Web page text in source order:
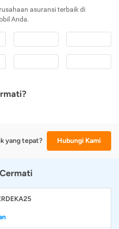
asuransi terbaik di
Anda.
yang tepat? Hubungi Kami